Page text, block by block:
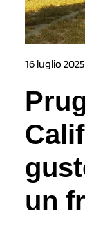
16 luglio 2025
un